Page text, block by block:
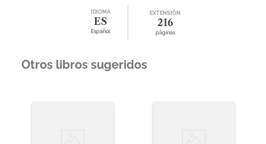
IDIOMA
ES
Español
EXTENSIÓN
216
páginas
Otros libros sugeridos